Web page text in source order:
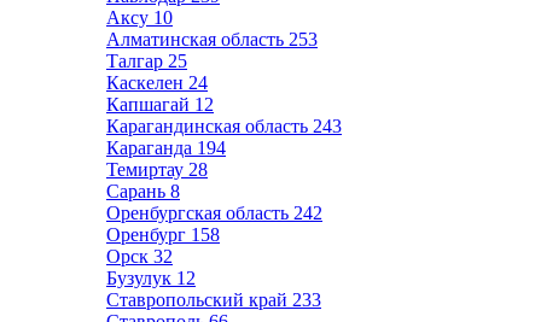
Аксу 10
Алматинская область 253
Талгар 25
Каскелен 24
Капшагай 12
Карагандинская область 243
Караганда 194
Темиртау 28
Сарань 8
Оренбургская область 242
Оренбург 158
Орск 32
Бузулук 12
Ставропольский край 233